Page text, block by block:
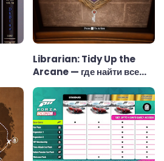
Librarian: Tidy Up the
Arcane — где найти все
ключи